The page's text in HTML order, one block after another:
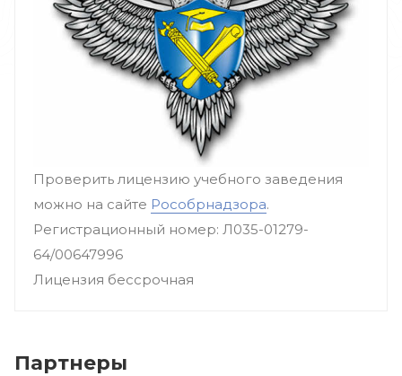
Проверить лицензию учебного заведения
можно на сайте Рособрнадзора.
Регистрационный номер: Л035-01279-
64/00647996
Лицензия бессрочная
Партнеры